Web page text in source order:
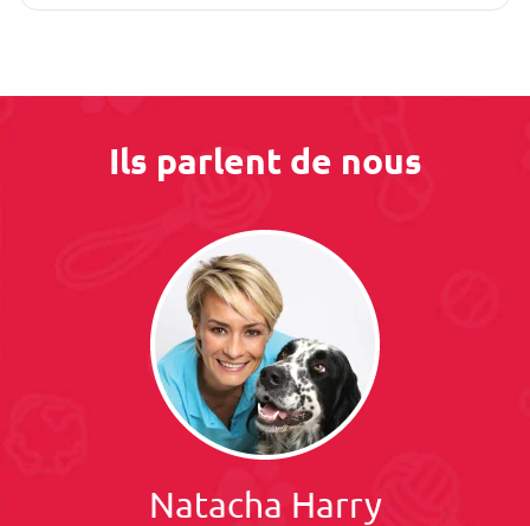
Ils parlent de nous
Natacha Harry